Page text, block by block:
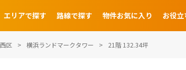
エリアで探す 路線で探す 物件お気に入り お役
西区 横浜ランドマークタワー 21階 132.34坪